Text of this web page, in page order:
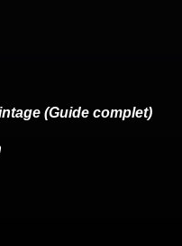
(Guide complet)